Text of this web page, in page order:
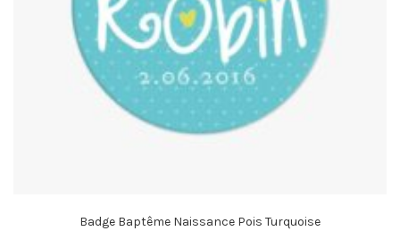
Badge Baptême Naissance Pois Turquoise